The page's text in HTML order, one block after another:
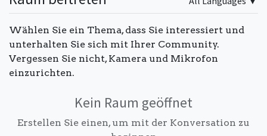
Wählen Sie ein Thema, dass Sie interessiert und
unterhalten Sie sich mit Ihrer Community.
Vergessen Sie nicht, Kamera und Mikrofon
einzurichten.
Kein Raum geöffnet
Erstellen Sie einen, um mit der Konversation zu